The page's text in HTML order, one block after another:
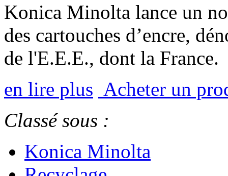
Konica Minolta lance un
des cartouches d’encre,
de l'E.E.E., dont la France.
en lire plus Acheter un
Classé sous :
Konica Minolta